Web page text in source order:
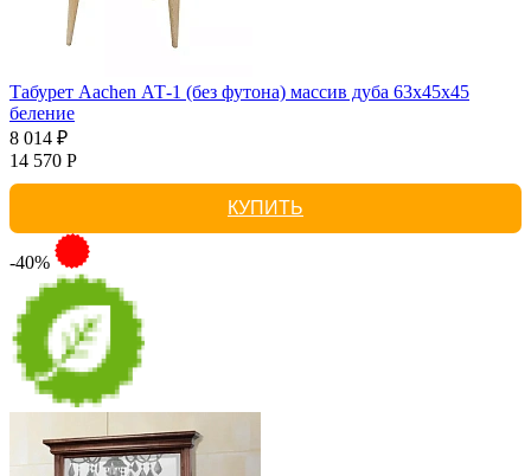
Табурет Aachen АТ-1 (без футона) массив дуба 63х45х45
беление
8 014 ₽
14 570 Р
КУПИТЬ
-40%